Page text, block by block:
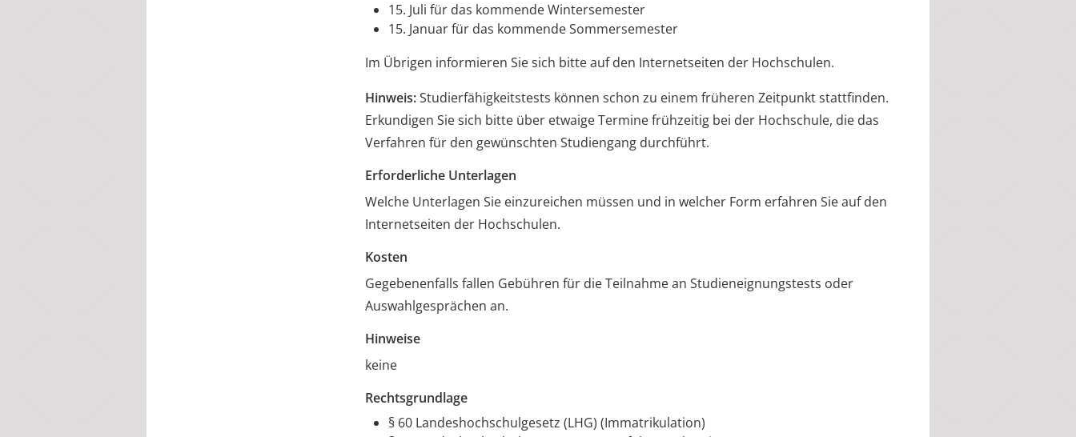
15. Juli für das kommende Wintersemester
15. Januar für das kommende Sommersemester
Im Übrigen informieren Sie sich bitte auf den Internetseiten der Hochschulen.
Hinweis:Studierfähigkeitstests können schon zu einem früheren Zeitpunkt stattfinden.
Erkundigen Sie sich bitte über etwaige Termine frühzeitig bei der Hochschule, die das
Verfahren für den gewünschten Studiengang durchführt.
Erforderliche Unterlagen
Welche Unterlagen Sie einzureichen müssen und in welcher Form erfahren Sie auf den
Internetseiten der Hochschulen.
Kosten
Gegebenenfalls fallen Gebühren für die Teilnahme an Studieneignungstests oder
Auswahlgesprächen an.
Hinweise
keine
Rechtsgrundlage
§ 60 Landeshochschulgesetz (LHG) (Immatrikulation)